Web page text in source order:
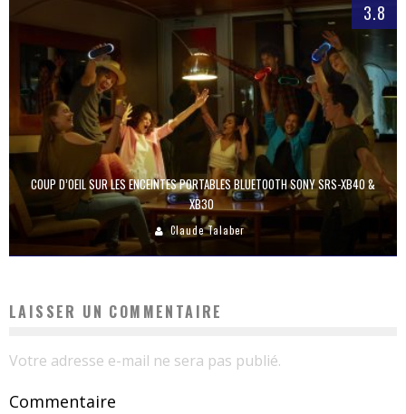
3.8
COUP D’OEIL SUR LES ENCEINTES PORTABLES BLUETOOTH SONY SRS-XB40 &
XB30
Claude Talaber
LAISSER UN COMMENTAIRE
Votre adresse e-mail ne sera pas publié.
Commentaire